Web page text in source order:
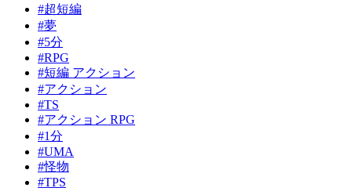
#超短編
#夢
#5分
#RPG
#短編 アクション
#アクション
#TS
#アクション RPG
#1分
#UMA
#怪物
#TPS